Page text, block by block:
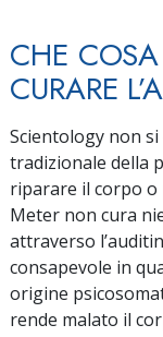
CHE
CURARE
Scientology non si
tradizionale della
riparare il corpo o
Meter non cura
attraverso
consapevole in
origine
rende malato il